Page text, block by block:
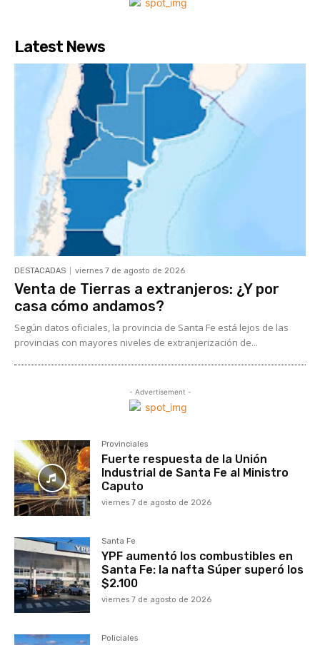
Latest News
DESTACADAS viernes 7 de agosto de 2026
Venta de Tierras a extranjeros: ¿Y por
casa cómo andamos?
Según datos oficiales, la provincia de Santa Fe está lejos de las
provincias con mayores niveles de extranjerización de...
- Advertisement -
Provinciales
Fuerte respuesta de la Unión
Industrial de Santa Fe al Ministro
Caputo
viernes 7 de agosto de 2026
Santa Fe
YPF aumentó los combustibles en
Santa Fe: la nafta Súper superó los
$2.100
viernes 7 de agosto de 2026
Policiales